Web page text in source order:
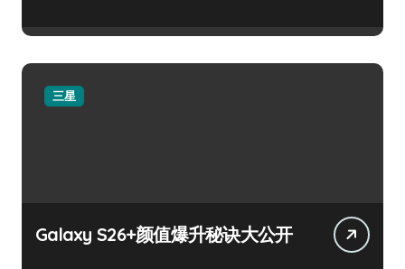
三星
Galaxy S26+颜值爆升秘诀大公开